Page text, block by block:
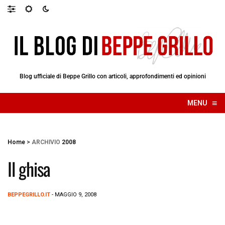
Blog ufficiale di Beppe Grillo con articoli, approfondimenti ed opinioni
MENU ≡
☰
Home > ARCHIVIO 2008
Il ghisa
BEPPEGRILLO.IT - MAGGIO 9, 2008